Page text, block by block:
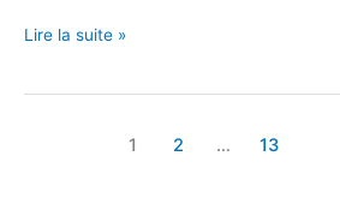
Lire la suite »
1 2 … 13